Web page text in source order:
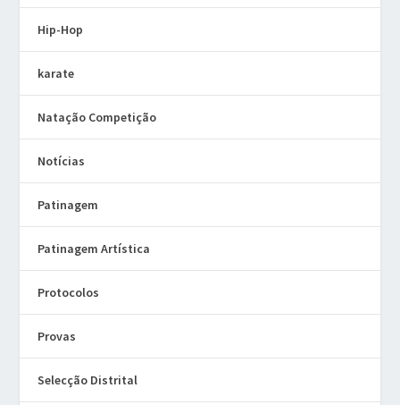
Hip-Hop
karate
Natação Competição
Notícias
Patinagem
Patinagem Artística
Protocolos
Provas
Selecção Distrital